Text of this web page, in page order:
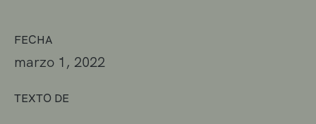
FECHA
marzo 1, 2022
TEXTO DE